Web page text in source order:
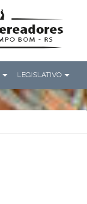
LEGISLATIVO